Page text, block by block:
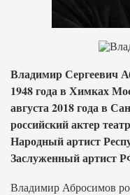
Владимир Сергеевич
1948 года в Химках
августа 2018 года в
российский актер
Народный артист
Заслуженный артист
Владимир Абросимов